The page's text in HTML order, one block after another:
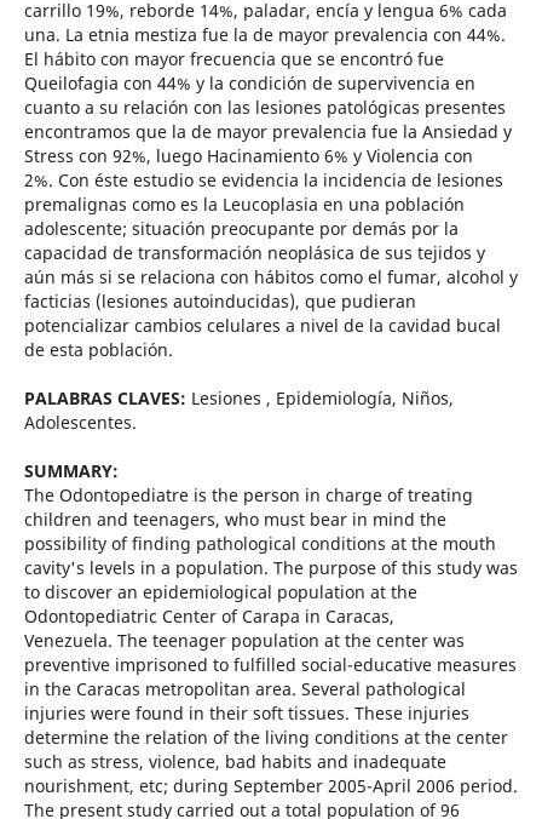
carrillo 19%, reborde 14%, paladar, encía y lengua 6% cada
una. La etnia mestiza fue la de mayor prevalencia con 44%.
El hábito con mayor frecuencia que se encontró fue
Queilofagia con 44% y la condición de supervivencia en
cuanto a su relación con las lesiones patológicas presentes
encontramos que la de mayor prevalencia fue la Ansiedad y
Stress con 92%, luego Hacinamiento 6% y Violencia con
2%. Con éste estudio se evidencia la incidencia de lesiones
premalignas como es la Leucoplasia en una población
adolescente; situación preocupante por demás por la
capacidad de transformación neoplásica de sus tejidos y
aún más si se relaciona con hábitos como el fumar, alcohol y
facticias (lesiones autoinducidas), que pudieran
potencializar cambios celulares a nivel de la cavidad bucal
de esta población.
PALABRAS CLAVES: Lesiones , Epidemiología, Niños,
Adolescentes.
SUMMARY:
The Odontopediatre is the person in charge of treating
children and teenagers, who must bear in mind the
possibility of finding pathological conditions at the mouth
cavity's levels in a population. The purpose of this study was
to discover an epidemiological population at the
Odontopediatric Center of Carapa in Caracas,
Venezuela. The teenager population at the center was
preventive imprisoned to fulfilled social-educative measures
in the Caracas metropolitan area. Several pathological
injuries were found in their soft tissues. These injuries
determine the relation of the living conditions at the center
such as stress, violence, bad habits and inadequate
nourishment, etc; during September 2005-April 2006 period.
The present study carried out a total population of 96